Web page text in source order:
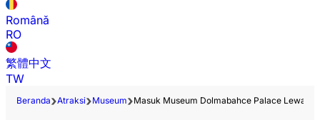
Română
RO
繁體中文
TW
Beranda Atraksi Museum Masuk Museum Dolmabahce Palace Lewati